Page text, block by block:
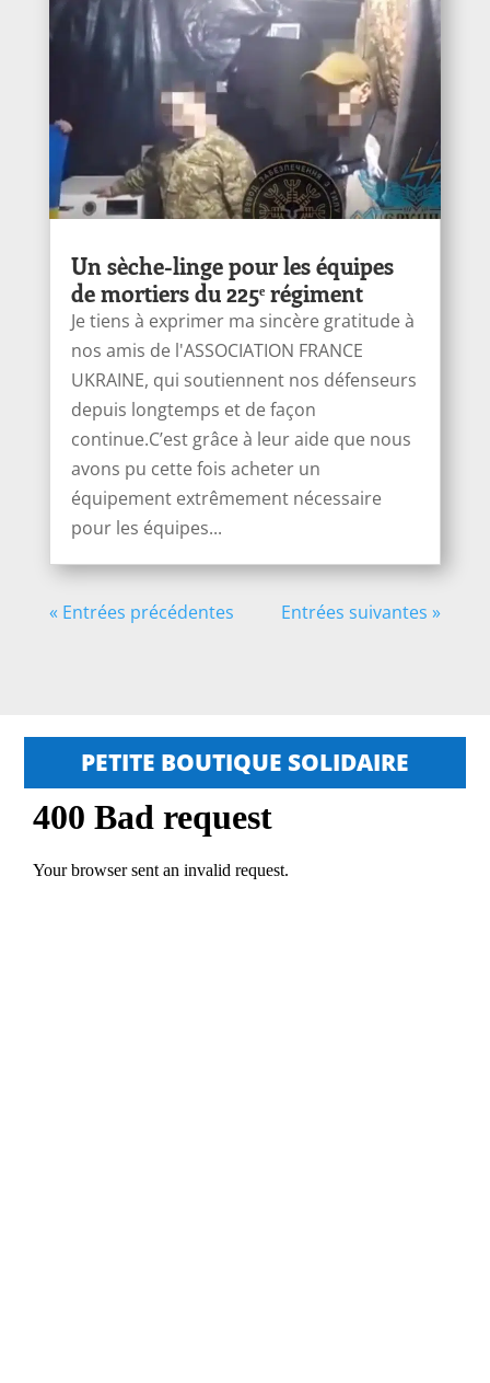
Un sèche-linge pour les équipes
de mortiers du 225ᵉ régiment
Je tiens à exprimer ma sincère gratitude à
nos amis de l'ASSOCIATION FRANCE
UKRAINE, qui soutiennent nos défenseurs
depuis longtemps et de façon
continue.C’est grâce à leur aide que nous
avons pu cette fois acheter un
équipement extrêmement nécessaire
pour les équipes...
« Entrées précédentes Entrées suivantes »
PETITE BOUTIQUE SOLIDAIRE